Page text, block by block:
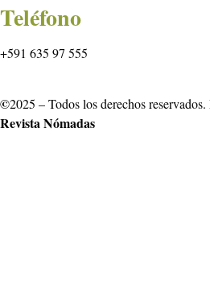
Teléfono
+591 635 97 555
©2025 – Todos los derechos
Revista Nómadas